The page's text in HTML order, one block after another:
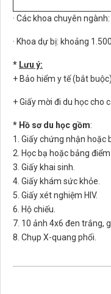
· Các khoa chuyên
· Khoa dự bị: khoảng 1.500
* Lưu ý:
+ Bảo hiểm y tế (bắt
+ Giấy mời đi du học cho
* Hồ sơdu học gồm:
1. Giấy chứng nhận hoặc
2. Học bạ hoặc bảng điểm
3. Giấy khai sinh.
4. Giấy khám sức khỏe.
5. Giấy xét nghiệm HIV.
6. Hộ chiếu.
7. 10 ảnh 4x6 đen trắng,
8. Chụp X-quang phổi.